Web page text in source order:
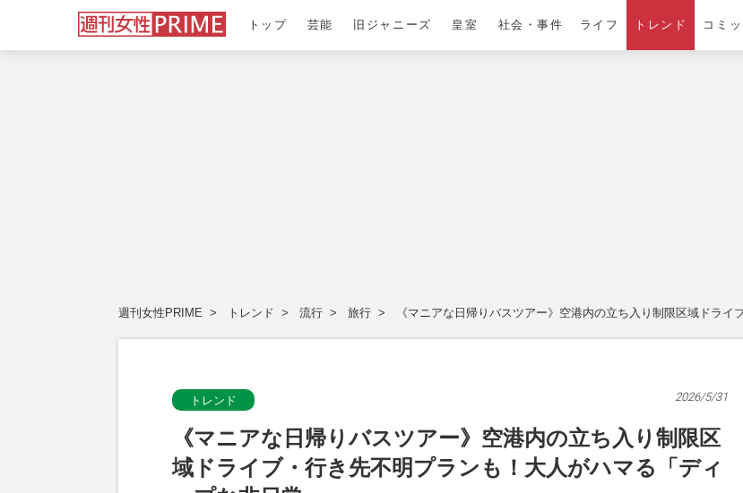
トップ 芸能 旧ジャニーズ 皇室 社会・事件 ライフ トレンド コミ
週刊女性PRIME トレンド 流行 旅行 《マニアな日帰りバスツアー》空港内の立ち入り制限区域ドラ
トレンド 2026/5/31
《マニアな日帰りバスツアー》空港内の立ち入り制限区
域ドライブ・行き先不明プランも！大人がハマる「ディ